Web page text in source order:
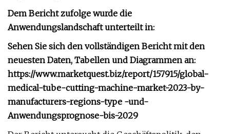
Dem Bericht zufolge wurde die
Anwendungslandschaft unterteilt in:
Sehen Sie sich den vollständigen Bericht mit den
neuesten Daten, Tabellen und Diagrammen an:
https://www.marketquest.biz/report/157915/global-
medical-tube-cutting-machine-market-2023-by-
manufacturers-regions-type -und-
Anwendungsprognose-bis-2029